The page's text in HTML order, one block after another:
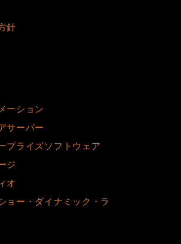
針
ーション
サーバー
プライズソフトウェア
ジ
オ
ョー・ダイナミック・ラ